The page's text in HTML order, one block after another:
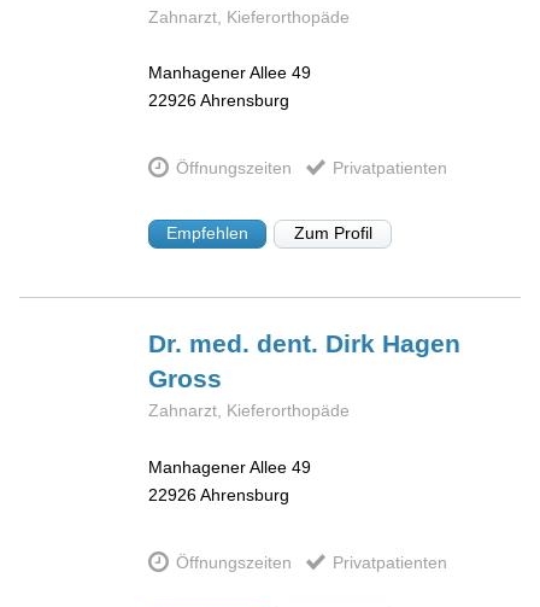
Zahnarzt, Kieferorthopäde
Manhagener Allee 49
22926Ahrensburg
Öffnungszeiten Privatpatienten
Empfehlen Zum Profil
Dr. med. dent. Dirk Hagen
Gross
Zahnarzt, Kieferorthopäde
Manhagener Allee 49
22926Ahrensburg
Öffnungszeiten Privatpatienten